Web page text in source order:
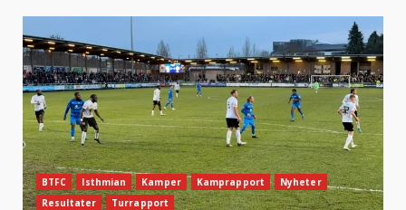
BTFC Isthmian Kamper Kamprapport
Nyheter
Resultater
Turrapport